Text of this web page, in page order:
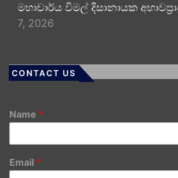
මහාචාර්ය විමල් දිසානායක
7, 2026
CONTACT US
Name *
Email *